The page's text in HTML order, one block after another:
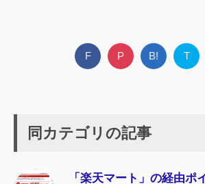
F P B! T
同カテゴリの記事
「楽天マート」の経由ポ